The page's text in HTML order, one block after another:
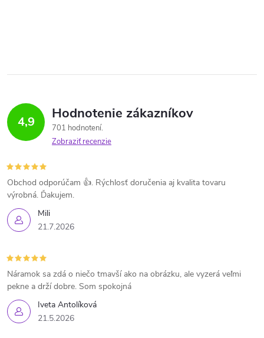
4,9 Hodnotenie zákazníkov
701 hodnotení
Zobraziť recenzie
Mili
21.7.2026
Obchod odporúčam 👍. Rýchlosť doručenia aj kvalita tovaru
výrobná. Ďakujem.
Iveta Antolíková
21.5.2026
Náramok sa zdá o niečo tmavší ako na obrázku, ale vyzerá veľmi
pekne a drží dobre. Som spokojná